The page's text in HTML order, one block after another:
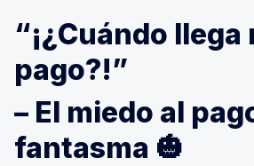
“¡¿Cuándo llega
pago?!”
– El miedo al
fantasma 🎃